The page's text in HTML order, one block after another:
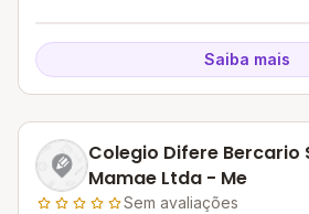
Saiba mais
Colegio Difere Bercario
Mamae Ltda - Me
Sem avaliações